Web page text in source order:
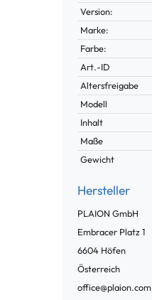
Version:
Marke:
Farbe:
Technisches
Merkmal
Wert
Art.-ID
Altersfreigabe
Modell
Inhalt
Maße
Gewicht
Hersteller
PLAION GmbH
Embracer Platz1
6604 Höfen
Österreich
office@plaion.com